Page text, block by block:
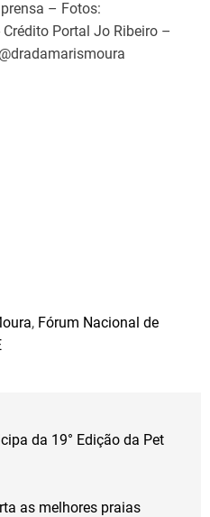
– Fotos:
Portal Jo Ribeiro –
, Fórum Nacional de
da 19° Edição da Pet
as melhores praias